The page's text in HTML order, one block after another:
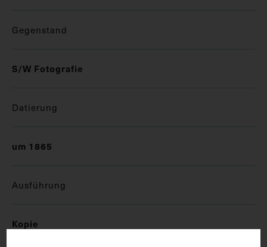
Gegenstand
S/W Fotografie
Datierung
um 1865
Ausführung
Kopie